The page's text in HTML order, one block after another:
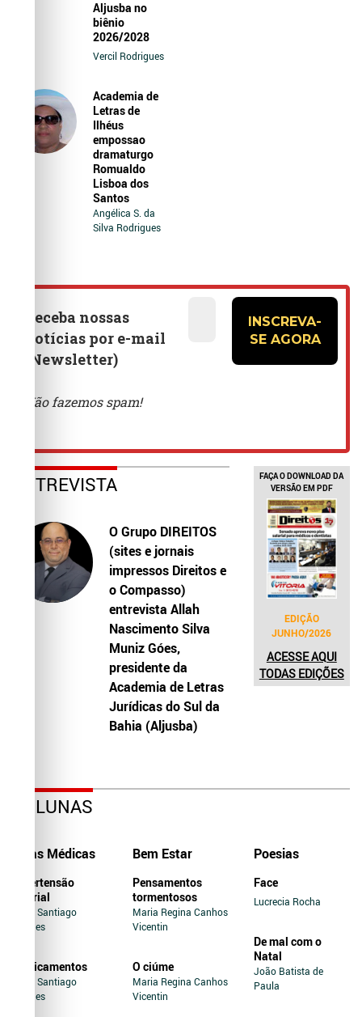
Aljusba no
biênio
2026/2028
Vercil Rodrigues
Academia de
Letras de
Ilhéus
empossao
dramaturgo
Romualdo
Lisboa dos
Santos
Angélica S. da
Silva Rodrigues
ENTREVISTA
O Grupo DIREITOS
(sites e jornais
impressos Direitos e
o Compasso)
entrevista Allah
Nascimento Silva
Muniz Góes,
presidente da
Academia de Letras
Jurídicas do Sul da
Bahia (Aljusba)
FAÇA O DOWNLOAD DA
VERSÃO EM PDF
EDIÇÃO
JUNHO/2026
ACESSE AQUI
TODAS EDIÇÕES
COLUNAS
Dicas Médicas
Hipertensão
Arterial
Jairo Santiago
Novaes
Medicamentos
Jairo Santiago
Novaes
Bem Estar
Pensamentos
tormentosos
Maria Regina Canhos
Vicentin
O ciúme
Maria Regina Canhos
Vicentin
Poesias
Face
Lucrecia Rocha
De mal com o
Natal
João Batista de
Paula